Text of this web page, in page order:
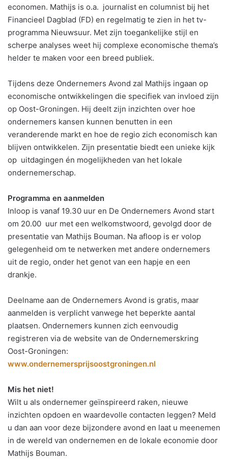
economen. Mathijs is o.a. journalist en columnist bij het
Financieel Dagblad (FD) en regelmatig te zien in het tv-
programma Nieuwsuur. Met zijn toegankelijke stijl en
scherpe analyses weet hij complexe economische thema’s
helder te maken voor een breed publiek.
Tijdens deze Ondernemers Avond zal Mathijs ingaan op
economische ontwikkelingen die specifiek van invloed zijn
op Oost-Groningen. Hij deelt zijn inzichten over hoe
ondernemers kansen kunnen benutten in een
veranderende markt en hoe de regio zich economisch kan
blijven ontwikkelen. Zijn presentatie biedt een unieke kijk
op uitdagingen én mogelijkheden van het lokale
ondernemerschap.
Programma en aanmelden
Inloop is vanaf 19.30 uur en De Ondernemers Avond start
om 20.00 uur met een welkomstwoord, gevolgd door de
presentatie van Mathijs Bouman. Na afloop is er volop
gelegenheid om te netwerken met andere ondernemers
uit de regio, onder het genot van een hapje en een
drankje.
Deelname aan de Ondernemers Avond is gratis, maar
aanmelden is verplicht vanwege het beperkte aantal
plaatsen. Ondernemers kunnen zich eenvoudig
registreren via de website van de Ondernemerskring
Oost-Groningen:
www.ondernemersprijsoostgroningen.nl
Mis het niet!
Wilt u als ondernemer geïnspireerd raken, nieuwe
inzichten opdoen en waardevolle contacten leggen? Meld
u dan aan voor deze bijzondere avond en laat u meenemen
in de wereld van ondernemen en de lokale economie door
Mathijs Bouman.